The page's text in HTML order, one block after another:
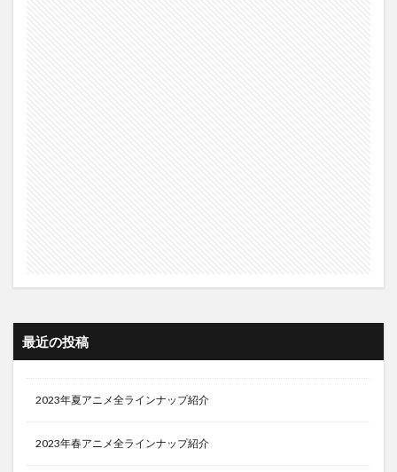
最近の投稿
2023年夏アニメ全ラインナップ紹介
2023年春アニメ全ラインナップ紹介